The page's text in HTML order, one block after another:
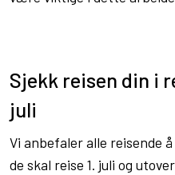
Sjekk reisen din i
juli
Vi anbefaler alle reisende
de skal reise 1. juli og